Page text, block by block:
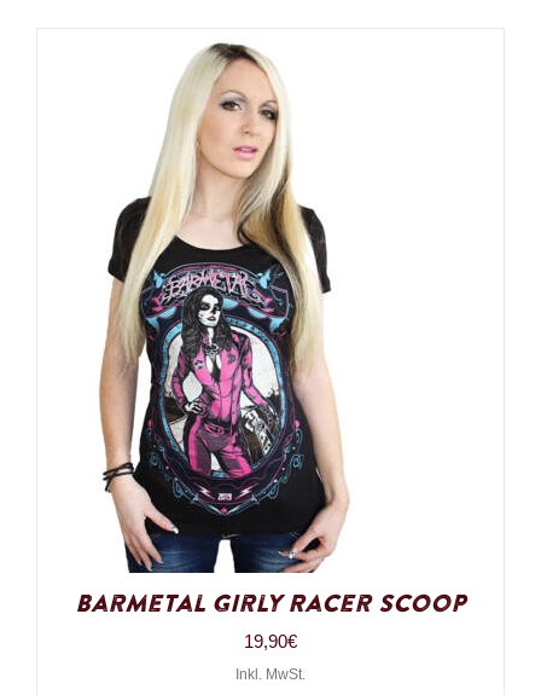
Barmetal Girly Racer Scoop
19,90€
Inkl. MwSt.